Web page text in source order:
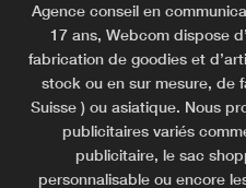
Agence conseil en
17 ans, Webcom dispose
fabrication de goodies et
stock ou en sur mesure, de
Suisse ) ou asiatique. Nous
publicitaires variés
publicitaire, le sac
personnalisable ou encore